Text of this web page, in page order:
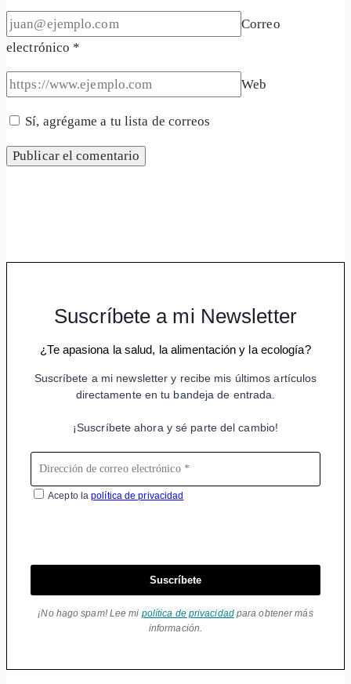
Correo
electrónico *
Web
Sí, agrégame a tu lista de correos
Suscríbete a mi Newsletter
¿Te apasiona la salud, la alimentación y la ecología?
Suscríbete a mi newsletter y recibe mis últimos artículos
directamente en tu bandeja de entrada.
¡Suscríbete ahora y sé parte del cambio!
Acepto lapolítica de privacidad
Suscríbete
¡No hago spam! Lee mi política de privacidadpara obtener más
información.